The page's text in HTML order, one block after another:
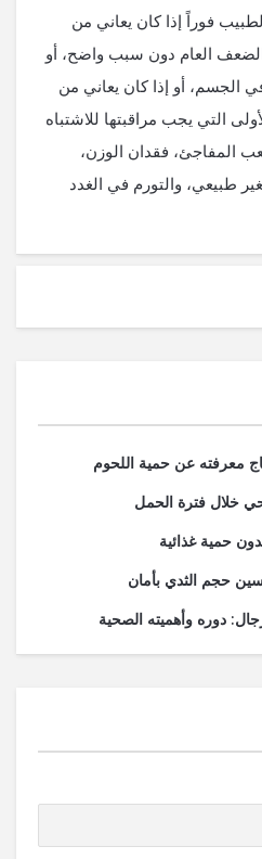
فوراً إذا كان يعاني من
العام دون سبب واضح، أو
الجسم، أو إذا كان يعاني من
التي يجب مراقبتها للاشتباه
المفاجئ، فقدان الوزن،
طبيعي، والتورم في الغدد
معرفته عن حمية اللحوم
خلال فترة الحمل
حمية غذائية
حجم الثدي بأمان
دوره وأهميته الصحية